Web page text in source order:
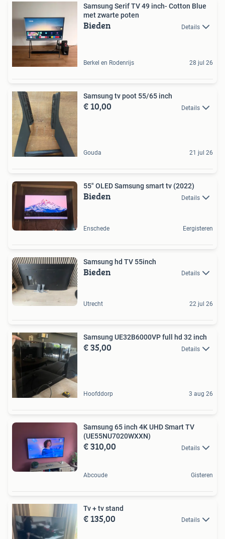
Samsung Serif TV 49 inch- Cotton Blue
met zwarte poten
Bieden Details
Berkel en Rodenrijs 28 jul 26
Samsung tv poot 55/65 inch
€ 10,00 Details
Gouda 21 jul 26
55" OLED Samsung smart tv (2022)
Bieden Details
Enschede Eergisteren
Samsung hd TV 55inch
Bieden Details
Utrecht 22 jul 26
Samsung UE32B6000VP full hd 32 inch
€ 35,00 Details
Hoofddorp 3 aug 26
Samsung 65 inch 4K UHD Smart TV
(UE55NU7020WXXN)
€ 310,00 Details
Abcoude Gisteren
Tv + tv stand
€ 135,00 Details